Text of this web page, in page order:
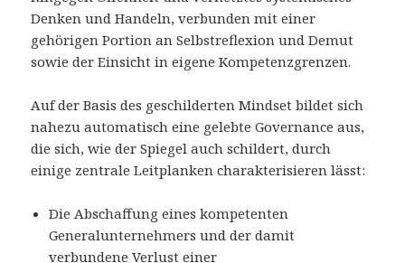
Denken und Handeln, verbunden mit einer
gehörigen Portion an Selbstreflexion und Demut
sowie der Einsicht in eigene Kompetenzgrenzen.
Auf der Basis des geschilderten Mindset bildet sich
nahezu automatisch eine gelebte Governance aus,
die sich, wie der Spiegel auch schildert, durch
einige zentrale Leitplanken charakterisieren lässt:
Die Abschaffung eines kompetenten
Generalunternehmers und der damit
verbundene Verlust einer